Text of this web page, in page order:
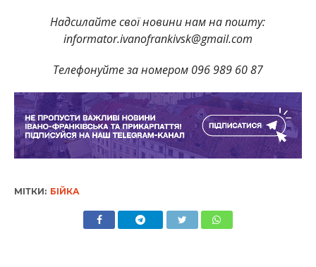
Надсилайте свої новини нам на пошту:
informator.ivanofrankivsk@gmail.com
Телефонуйте за номером 096 989 60 87
МІТКИ: БІЙКА